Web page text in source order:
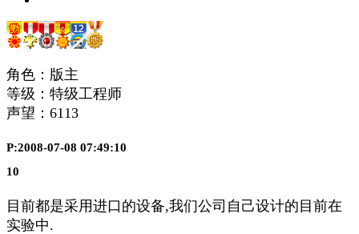
角色：版主
等级：特级工程师
声望： 6113
P:2008-07-08 07:49:10
10
目前都是采用进口的设备,我们公司自己设计的目前在
实验中.